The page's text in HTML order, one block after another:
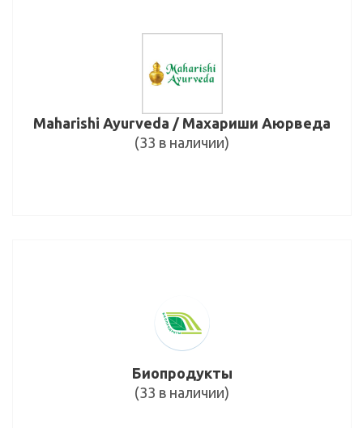
Maharishi Ayurveda / Махариши Аюрведа
(33 в наличии)
Биопродукты
(33 в наличии)